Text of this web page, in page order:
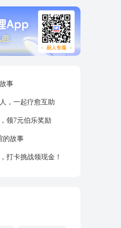
事
，一起疗愈互助
领7元伯乐奖励
的故事
打卡挑战领现金！